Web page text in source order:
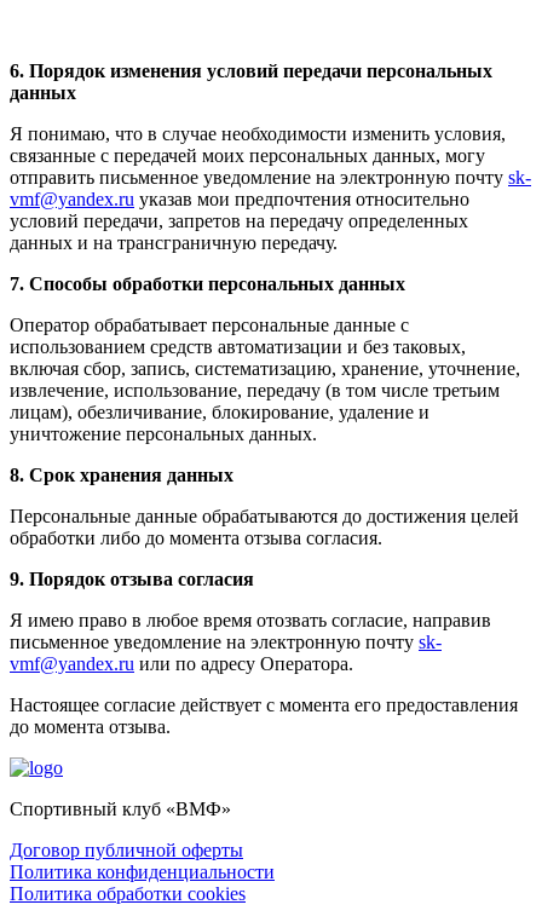
6. Порядок изменения условий передачи персональных
данных
Я понимаю, что в случае необходимости изменить условия,
связанные с передачей моих персональных данных, могу
отправить письменное уведомление на электронную почту sk-
vmf@yandex.ru указав мои предпочтения относительно
условий передачи, запретов на передачу определенных
данных и на трансграничную передачу.
7. Способы обработки персональных данных
Оператор обрабатывает персональные данные с
использованием средств автоматизации и без таковых,
включая сбор, запись, систематизацию, хранение, уточнение,
извлечение, использование, передачу (в том числе третьим
лицам), обезличивание, блокирование, удаление и
уничтожение персональных данных.
8. Срок хранения данных
Персональные данные обрабатываются до достижения целей
обработки либо до момента отзыва согласия.
9. Порядок отзыва согласия
Я имею право в любое время отозвать согласие, направив
письменное уведомление на электронную почту sk-
vmf@yandex.ru или по адресу Оператора.
Настоящее согласие действует с момента его предоставления
до момента отзыва.
Спортивный клуб «ВМФ»
Договор публичной оферты
Политика конфиденциальности
Политика обработки cookies